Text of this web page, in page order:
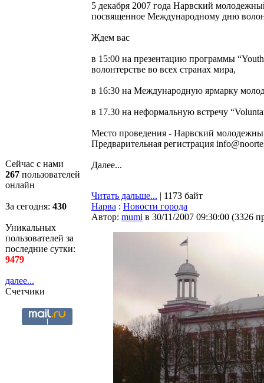
Сейчас с нами
267 пользователей
онлайн
За сегодня: 430
Уникальных
пользователей за
последние сутки:
9479
далее...
Счетчики
5 декабря 2007 года Нарвский
посвященное Международному дню
Ждем вас
в 15:00 на презентацию программы
волонтерстве во всех странах мира,
в 16:30 на Международную ярмарку
в 17.30 на неформальную встречу
Место проведения - Нарвский
Предварительная регистрация
Далее...
Читать дальше... | 1173 байт
Нарва : Новости города
Автор: mumi в 30/11/2007 09:30:00 (3326